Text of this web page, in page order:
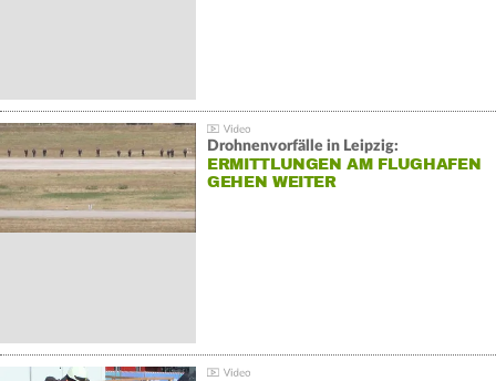
Drohnenvorfälle in Leipzig:
ERMITTLUNGEN AM FLUGHAFEN
GEHEN WEITER